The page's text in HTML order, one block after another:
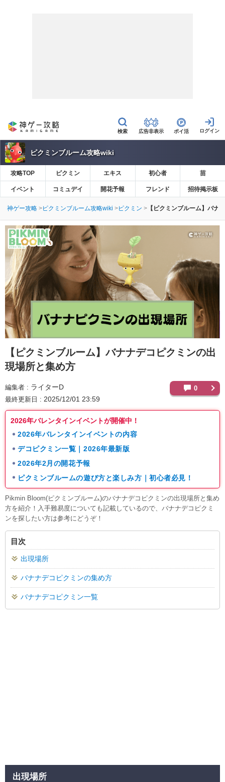
広告非表示 ポイ活
ピクミンブルーム攻略wiki
攻略TOP ピクミン エキス 初心者 苗
イベント コミュデイ 開花予報 フレンド 招待掲示板
神ゲー攻略 ピクミンブルーム攻略wiki ピクミン 【ピクミンブルーム】バナ
【ピクミンブルーム】バナナデコピクミンの出
現場所と集め方
編集者 ライターD
最終更新日 2025/12/01 23:59
0
2026年バレンタインイベントが開催中！
2026年バレンタインイベントの内容
デコピクミン一覧｜2026年最新版
2026年2月の開花予報
ピクミンブルームの遊び方と楽しみ方｜初心者必見！
Pikmin Bloom(ピクミンブルーム)のバナナデコピクミンの出現場所と集め
方を紹介！入手難易度についても記載しているので、バナナデコピクミ
ンを探したい方は参考にどうぞ！
目次
出現場所
バナナデコピクミンの集め方
バナナデコピクミン一覧
出現場所